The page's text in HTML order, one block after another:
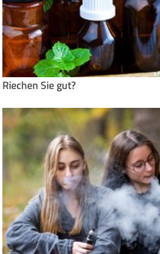
Riechen Sie gut?